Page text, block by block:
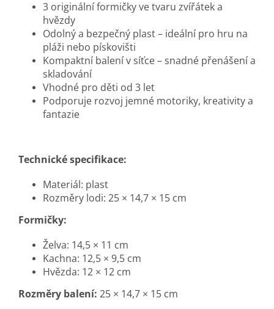
3 originální formičky ve tvaru zvířátek a
hvězdy
Odolný a bezpečný plast – ideální pro hru na
pláži nebo pískovišti
Kompaktní balení v síťce – snadné přenášení a
skladování
Vhodné pro děti od 3 let
Podporuje rozvoj jemné motoriky, kreativity a
fantazie
Technické specifikace:
Materiál: plast
Rozměry lodi: 25 × 14,7 × 15 cm
Formičky:
Želva: 14,5 × 11 cm
Kachna: 12,5 × 9,5 cm
Hvězda: 12 × 12 cm
Rozměry balení: 25 × 14,7 × 15 cm